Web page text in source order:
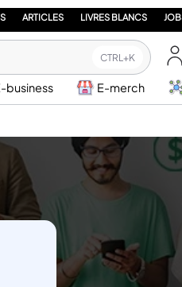
ARTICLES LIVRES BLANCS
CTRL+K
business E-merch